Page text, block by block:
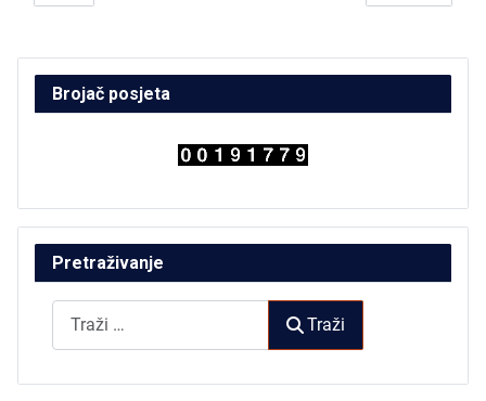
Brojač posjeta
Pretraživanje
Traži